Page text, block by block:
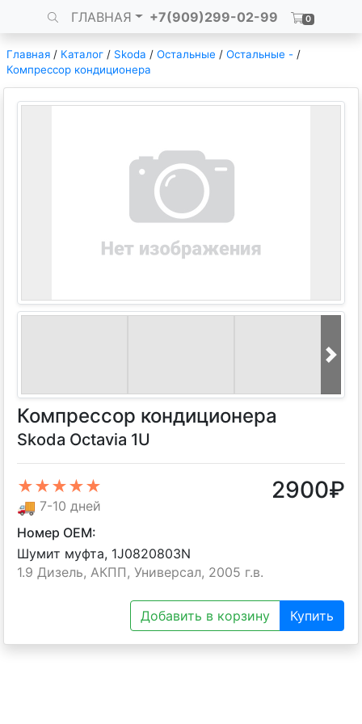
ГЛАВНАЯ +7(909)299-02-99 0
Главная / Каталог / Skoda / Остальные / Остальные - /
Компрессор кондиционера
Компрессор кондиционера
Skoda Octavia 1U
★★★★★
🚚 7-10 дней
2900₽
Номер OEM:
Шумит муфта, 1J0820803N
1.9 Дизель, АКПП, Универсал, 2005 г.в.
Добавить в корзину Купить